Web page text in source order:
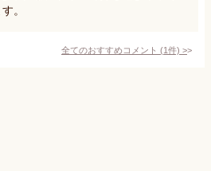
。
全てのおすすめコメント (1件) >